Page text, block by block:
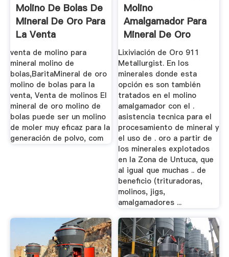
Molino De Bolas De
Mineral De Oro Para
La Venta
venta de molino para
mineral molino de
bolas,BaritaMineral de oro
molino de bolas para la
venta, Venta de molinos El
mineral de oro molino de
bolas puede ser un molino
de moler muy eficaz para la
generación de polvo, com
Molino
Amalgamador Para
Mineral De Oro
Lixiviación de Oro 911
Metallurgist. En los
minerales donde esta
opción es son también
tratados en el molino
amalgamador con el .
asistencia tecnica para el
procesamiento de mineral y
el uso de . oro a partir de
los minerales explotados
en la Zona de Untuca, que
al igual que muchas .. de
beneficio (trituradoras,
molinos, jigs,
amalgamadores ...